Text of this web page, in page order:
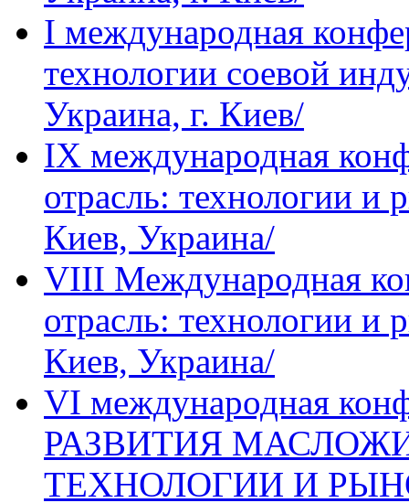
I международная
технологии соевой
Украина, г. Киев/
IХ международная
отрасль: технологии и
Киев, Украина/
VIII Международная
отрасль: технологии и
Киев, Украина/
VI международная
РАЗВИТИЯ
ТЕХНОЛОГИИ И